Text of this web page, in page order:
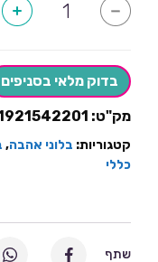
-
של
LOVE
שחור
+
בדוק מלאי בסניפים
מק"ט:
קטגוריות: בלוני אהבה,
כללי
שתף